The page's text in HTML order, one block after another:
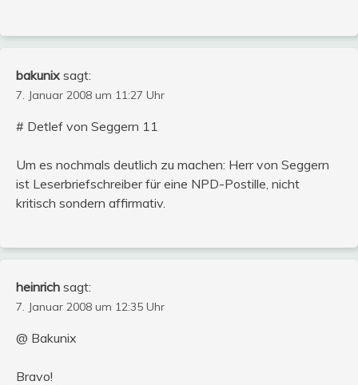
bakunix sagt:
7. Januar 2008 um 11:27 Uhr
# Detlef von Seggern 11
Um es nochmals deutlich zu machen: Herr von Seggern
ist Leserbriefschreiber für eine NPD-Postille, nicht
kritisch sondern affirmativ.
heinrich sagt:
7. Januar 2008 um 12:35 Uhr
@ Bakunix
Bravo!